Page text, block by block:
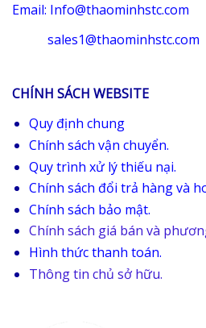
Email: Info@thaominhstc.com
sales1@thaominhstc.com
CHÍNH SÁCH WEBSITE
Quy định chung
Chính sách vận chuyển.
Quy trình xử lý thiếu nại.
Chính sách đổi trả hàng và
Chính sách bảo mật.
Chính sách giá bán và
Hình thức thanh toán.
Thông tin chủ sở hữu.